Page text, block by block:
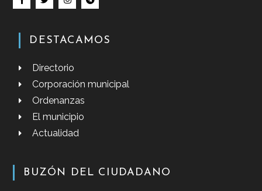
DESTACAMOS
Directorio
Corporación municipal
Ordenanzas
El municipio
Actualidad
BUZÓN DEL CIUDADANO